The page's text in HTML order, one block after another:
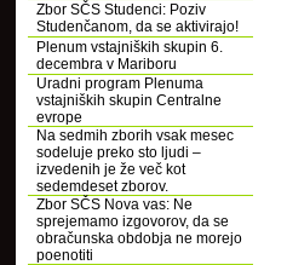
Zbor SČS Studenci: Poziv
Studenčanom, da se aktivirajo!
Plenum vstajniških skupin 6.
decembra v Mariboru
Uradni program Plenuma
vstajniških skupin Centralne
evrope
Na sedmih zborih vsak mesec
sodeluje preko sto ljudi –
izvedenih je že več kot
sedemdeset zborov.
Zbor SČS Nova vas: Ne
sprejemamo izgovorov, da se
obračunska obdobja ne morejo
poenotiti